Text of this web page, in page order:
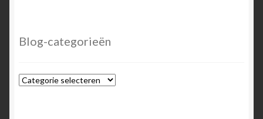
Blog-categorieën
Blog-